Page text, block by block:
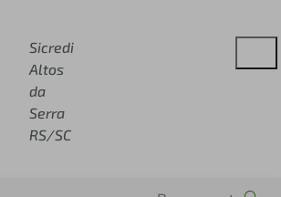
Sicredi
Altos
da
Serra
RS/SC